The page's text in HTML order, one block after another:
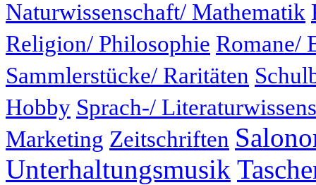
Naturwissenschaft/ Mathematik
Religion/ Philosophie Romane/
Sammlerstücke/ Raritäten
Hobby Sprach-/
Marketing Zeitschriften
Unterhaltungsmusik